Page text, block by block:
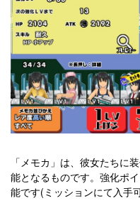
「メモカ」は、彼女たちに
能となるものです。強化ポ
能です(ミッションにて入手